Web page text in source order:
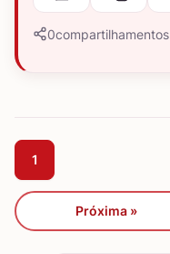
0compartilhamentos
1
Próxima »